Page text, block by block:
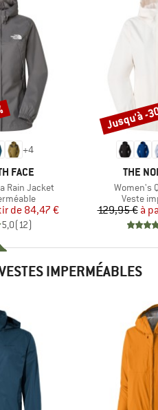
+4
FACE
Rain Jacket
réduit
de 84,47 €
5,0(12)
THE
Article
Women's
Product
Veste
129,95 € à
Remise
Jusqu'à -
IMPERMÉABLES